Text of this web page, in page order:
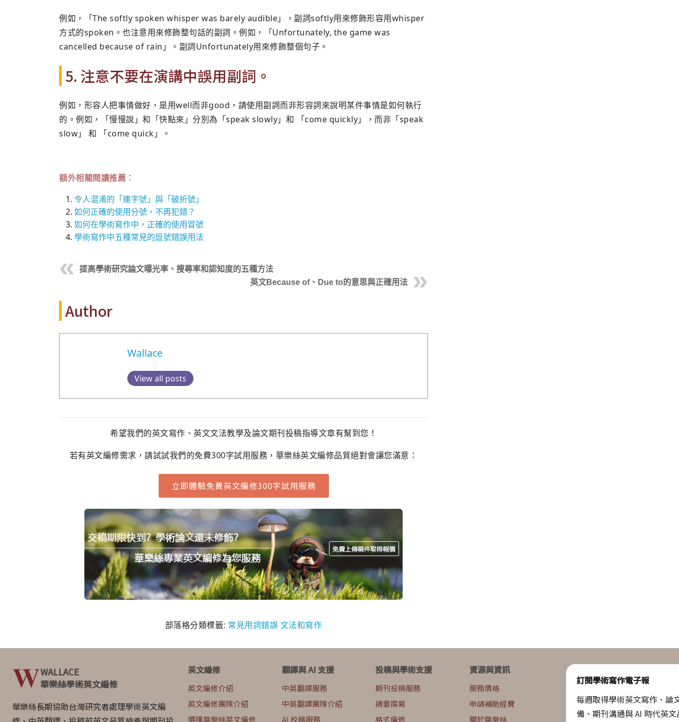
例如，「The softly spoken whisper was barely audible」，副詞softly用來修飾形容用whisper
方式的spoken。也注意用來修飾整句話的副詞。例如，「Unfortunately, the game was
cancelled because of rain」。副詞Unfortunately用來修飾整個句子。
5. 注意不要在演講中誤用副詞。
例如，形容人把事情做好，是用well而非good，請使用副詞而非形容詞來說明某件事情是如何執行
的。例如，「慢慢說」和「快點來」分別為「speak slowly」和 「come quickly」，而非「speak
slow」 和 「come quick」。
額外相關閱讀推薦：
令人混淆的「連字號」與「破折號」
如何正確的使用分號，不再犯錯？
如何在學術寫作中，正確的使用冒號
學術寫作中五種常見的逗號錯誤用法
提高學術研究論文曝光率、搜尋率和認知度的五種方法
英文Because of、Due to的意思與正確用法
Author
Wallace
View all posts
希望我們的英文寫作、英文文法教學及論文期刊投稿指導文章有幫到您！
若有英文編修需求，請試試我們的免費300字試用服務，華樂絲英文編修品質絕對會讓您滿意：
立即體驗免費英文編修300字試用服務
部落格分類標籤: 常見用詞錯誤 文法和寫作
WALLACE
華樂絲學術英文編修
華樂絲長期協助台灣研究者處理學術英文編
英文編修
英文編修介紹
英文編修團隊介紹
選擇華樂絲英文編修
翻譯與 AI 支援
中英翻譯服務
中英翻譯團隊介紹
AI 校稿服務
投稿與學術支援
期刊投稿服務
摘要撰寫
格式編修
資源與資訊
服務價格
申請補助經費
關於華樂絲
訂閱學術寫作電子報
每週取得學術英文寫作、論
備、期刊溝通與 AI 時代英